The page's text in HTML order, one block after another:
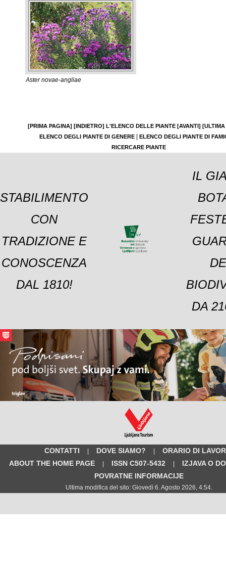
Aster novae-angliae
[PRIMA PAGINA] [INDIETRO] L'ELENCO DELLE PIANTE [AVANTI]
ELENCO DEGLI PIANTE DI GENERE
ELENCO DEGLI PIANTE DI
RICERCARE PIANTE
STABILIMENTO
CON
TRADIZIONE E
CONOSCENZA
DAL 1810!
IL
DA
CONTATTI | DOVE SIAMO? |
ORARIO DI
ABOUT THE HOME PAGE
| ISSN C507-5432 |
IZJAVA O
POVRATNE INFORMACIJE
Ultima modifica del sito: Giovedì 6. Agosto 2026, 4:54.